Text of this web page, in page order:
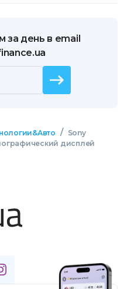
за день в email
/
Sony
дисплей